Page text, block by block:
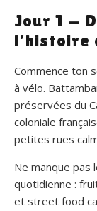
Jour 1 —
l’histoire
Commence ton
à vélo.
préservées du
coloniale
petites rues
Ne manque pas
quotidienne :
et street food